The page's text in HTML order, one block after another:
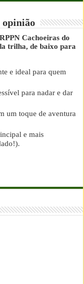
opinião
Cachoeiras do
trilha, de baixo para
e ideal para quem
para nadar e dar
um toque de aventura
e mais